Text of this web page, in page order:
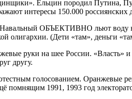
Ельцин породил
интересы 150.000 россиянских
ОБЪЕКТИВНО льют
олигархии. (Дети «там», деньги
руки на шее России.
другу.
голосованием. Оранжевые
помнящим 1991, 1993 год